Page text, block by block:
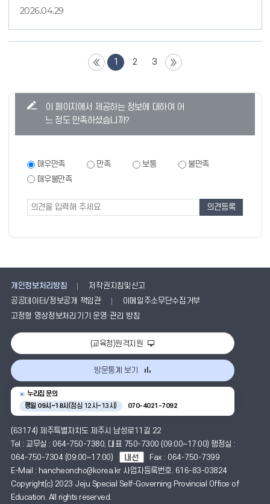
서
논
2026.04.29
1 2 3
이 페이지에서 제공하는 정보에 대하여 어
느 정도 만족하셨습니까?
만
족
조
사
매우만족 만족 보통
불만족
매우불만족
개인정보처리방침
저작권지침및신고
공공데이터/정보공개 책임관
이메일주소무단수집거부
고정형 영상정보처리기기 운영·관리 방침
(교육청)원격지원
방문통계 보기
누리집 문의
평일 09시~18시 (점심 12시~13시) 070-4021-7092
(63174) 제주특별자치도 제주시 남성로11길 22
Tel : 교무실 : 064-750-7380, 대표 750-7300 (09:00~17:00) 행정실 :
064-750-7304 (09:00~17:00)
Fax : 064-750-7399
E-Mail : hancheoncho@korea.kr 사업자등록번호. 616-83-03824
Copyright(c) 2023 Jeju Special Self-Governing Provincial Office of
Education. All rights reserved.